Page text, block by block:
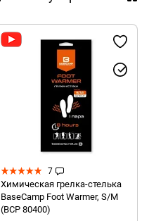
7
Химическая грелка-стелька
BaseCamp Foot Warmer, S/M
(BCP 80400)